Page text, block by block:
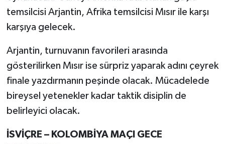
temsilcisi Arjantin, Afrika temsilcisi Mısır ile karşı
karşıya gelecek.
Arjantin, turnuvanın favorileri arasında
gösterilirken Mısır ise sürpriz yaparak adını çeyrek
finale yazdırmanın peşinde olacak. Mücadelede
bireysel yetenekler kadar taktik disiplin de
belirleyici olacak.
İSVİÇRE – KOLOMBİYA MAÇI GECE